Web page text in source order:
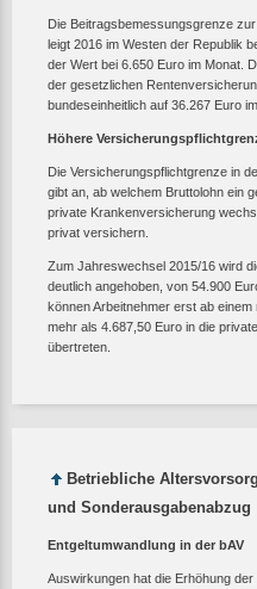
Die Beitragsbemessungsgrenze
leigt 2016 im Westen der Republik
der Wert bei 6.650 Euro im Monat.
der gesetzlichen
bundeseinheitlich auf 36.267 Euro
Höhere
Die Versicherungspflichtgrenze in
gibt an, ab welchem Bruttolohn ein
private Krankenversicherung
privat versichern.
Zum Jahreswechsel 2015/16 wird
deutlich angehoben, von 54.900
können Arbeitnehmer erst ab
mehr als 4.687,50 Euro in die
übertreten.
Betriebliche
und Sonderausgabenabzug
Entgeltumwandlung in der bAV
Auswirkungen hat die Erhöhung